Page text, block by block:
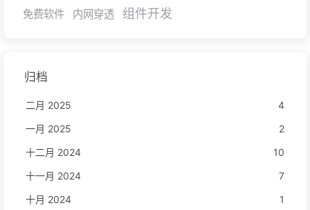
免费软件
内网穿透 组件开发
归档
二月 2025
4
一月 2025
2
十二月 2024
10
十一月 2024
7
十月 2024
1